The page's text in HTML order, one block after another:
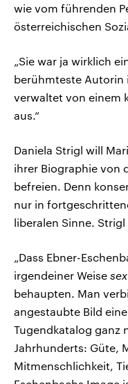
wie vom führenden
österreichischen
„Sie war ja wirklich
berühmteste Autorin
verwaltet von einem
aus.“
Daniela Strigl will
ihrer Biographie von
befreien. Denn
nur in
liberalen Sinne.
„Dass Ebner-
irgendeiner Weise
behaupten. Man
angestaubte Bild
Tugendkatalog ganz
Jahrhunderts: Güte,
Mitmenschlichkeit,